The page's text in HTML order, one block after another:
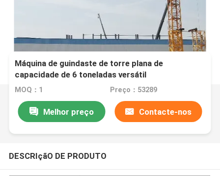
Máquina de guindaste de torre plana de
capacidade de 6 toneladas versátil
MOQ：1 Preço：53289
Melhor preço Contacte-nos
DESCRIçãO DE PRODUTO